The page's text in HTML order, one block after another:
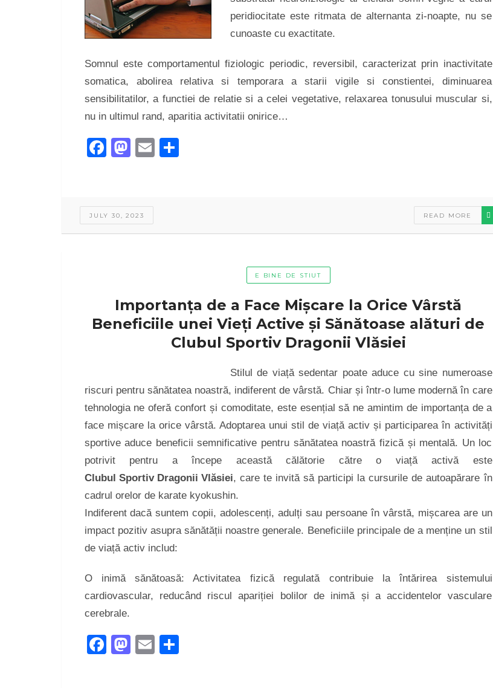
peridiocitate este ritmata de alternanta zi-noapte, nu se
cunoaste cu exactitate.
Somnul este comportamentul fiziologic periodic, reversibil, caracterizat prin inactivitate
somatica, abolirea relativa si temporara a starii vigile si constientei, diminuarea
sensibilitatilor, a functiei de relatie si a celei vegetative, relaxarea tonusului muscular si,
nu in ultimul rand, aparitia activitatii onirice…
Facebook
Mastodon
Email
JULY 30, 2023 READ MORE
E BINE DE STIUT
Importanța de a Face Mișcare la Orice Vârstă
Beneficiile unei Vieți Active și Sănătoase alături de
Clubul Sportiv Dragonii Vlăsiei
Stilul de viață sedentar poate aduce cu sine numeroase
riscuri pentru sănătatea noastră, indiferent de vârstă. Chiar și într-o lume modernă în care
tehnologia ne oferă confort și comoditate, este esențial să ne amintim de importanța de a
face mișcare la orice vârstă. Adoptarea unui stil de viață activ și participarea în activități
sportive aduce beneficii semnificative pentru sănătatea noastră fizică și mentală. Un loc
potrivit pentru a începe această călătorie către o viață activă este
Clubul Sportiv Dragonii Vlăsiei, care te invită să participi la cursurile de autoapărare în
cadrul orelor de karate kyokushin.
Indiferent dacă suntem copii, adolescenți, adulți sau persoane în vârstă, mișcarea are un
impact pozitiv asupra sănătății noastre generale. Beneficiile principale de a menține un stil
de viață activ includ:
O inimă sănătoasă: Activitatea fizică regulată contribuie la întărirea sistemului
cardiovascular, reducând riscul apariției bolilor de inimă și a accidentelor vasculare
cerebrale.
Facebook
Mastodon
Email